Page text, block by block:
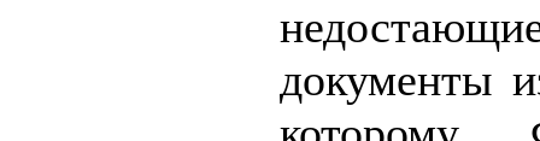
документы